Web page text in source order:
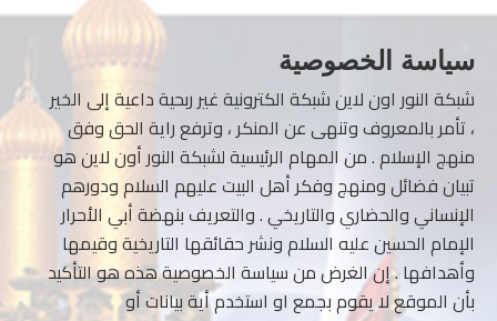
سياسة الخصوصية
شبكة النور اون لاين شبكة الكترونية غير ربحية داعية إلى الخير
، تأمر بالمعروف وتنهى عن المنكر ، وترفع راية الحق وفق
منهج الإسلام . من المهام الرئيسية لشبكة النور أون لاين هو
تبيان فضائل ومنهج وفكر أهل البيت عليهم السلام ودورهم
الإنساني والحضاري والتاريخي . والتعريف بنهضة أبي الأحرار
الإمام الحسين عليه السلام ونشر حقائقها التاريخية وقيمها
وأهدافها . إن الغرض من سياسة الخصوصية هذه هو التأكيد
بأن الموقع لا يقوم بجمع او استخدم أية بيانات أو